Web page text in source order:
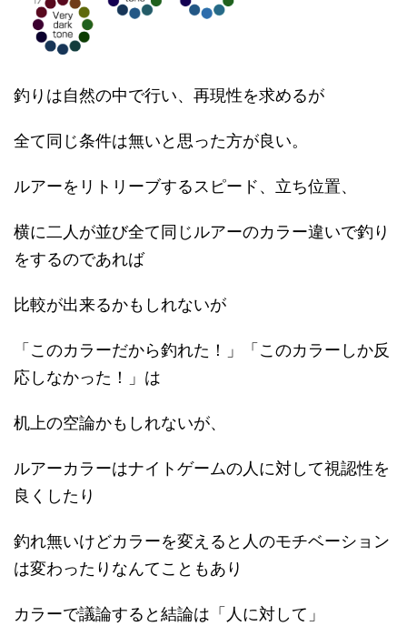
釣りは自然の中で行い、再現性を求めるが
全て同じ条件は無いと思った方が良い。
ルアーをリトリーブするスピード、立ち位置、
横に二人が並び全て同じルアーのカラー違いで釣り
をするのであれば
比較が出来るかもしれないが
「このカラーだから釣れた！」「このカラーしか反
応しなかった！」は
机上の空論かもしれないが、
ルアーカラーはナイトゲームの人に対して視認性を
良くしたり
釣れ無いけどカラーを変えると人のモチベーション
は変わったりなんてこともあり
カラーで議論すると結論は「人に対して」